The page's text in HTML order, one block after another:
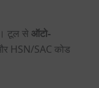
टूल सेऑटो-
HSN/SAC कोड